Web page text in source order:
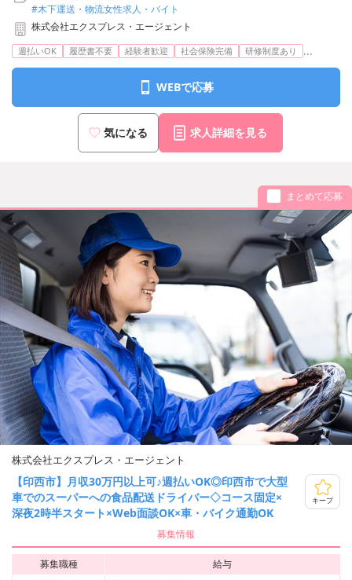
#木下運送・物流女性求人・バイト
株式会社エクスプレス・エージェント
週払いOK 履歴書不要 経験者歓迎 社会保険完備 研修制度あり ...
WEBで応募
気になる 求人詳細を見る
まとめて応募
株式会社エクスプレス・エージェント
【印西市】月収30万円以上可♪週払いOK◎印西市で大型
車でのスーパーへの食品配送ドライバー◇コース固定×
深夜2時半スタート×Web面談OK×車・バイク通勤OK
キープ
募集情報
募集職種
給与